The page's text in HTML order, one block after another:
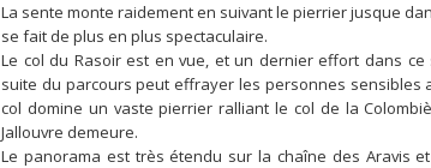
La sente monte raidement en suivant le pierrier jusque
se fait de plus en plus spectaculaire.
Le col du Rasoir est en vue, et un dernier effort dans
suite du parcours peut effrayer les personnes sensibles
col domine un vaste pierrier ralliant le col de la
Jallouvre demeure.
Le panorama est très étendu sur la chaîne des Aravis